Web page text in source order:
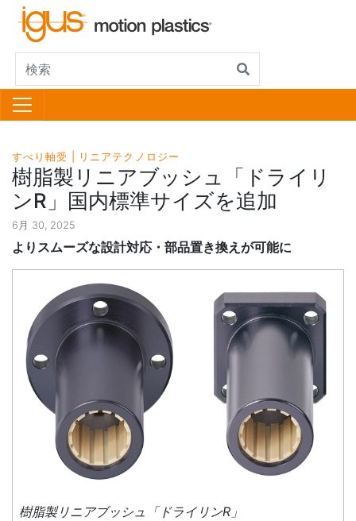
すべり軸受 リニアテクノロジー
樹脂製リニアブッシュ「ドライリ
ンR」国内標準サイズを追加
6月 30, 2025
よりスムーズな設計対応・部品置き換えが可能に
樹脂製リニアブッシュ「ドライリンR」